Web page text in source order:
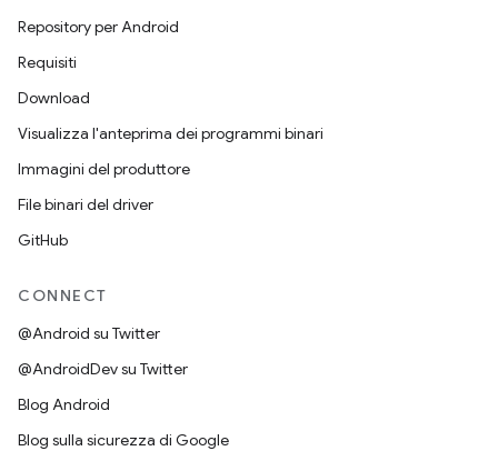
Repository per Android
Requisiti
Download
Visualizza l'anteprima dei programmi binari
Immagini del produttore
File binari del driver
GitHub
CONNECT
@Android su Twitter
@AndroidDev su Twitter
Blog Android
Blog sulla sicurezza di Google